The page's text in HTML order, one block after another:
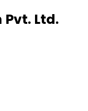
Pvt. Ltd.